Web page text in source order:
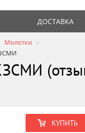
ДОСТАВКА
Молотки
КУПИТЬ